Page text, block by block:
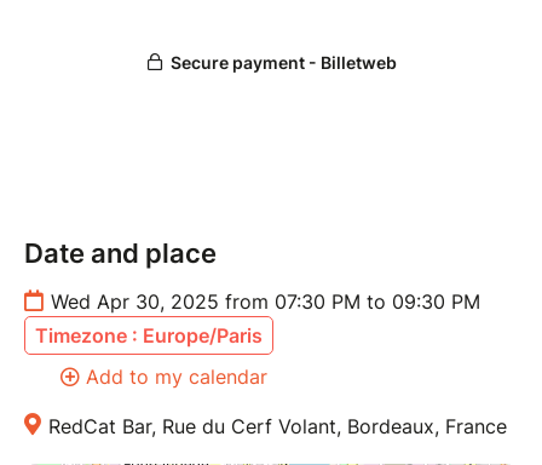
Date and place
Wed Apr 30, 2025 from 07:30 PM to 09:30 PM
Timezone : Europe/Paris
Add to my calendar
RedCat Bar, Rue du Cerf Volant, Bordeaux, France